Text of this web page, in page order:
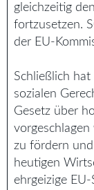
gleichzeitig
fortzusetzen.
der EU-
Schließlich
sozialen
Gesetz über
zu fördern
heutigen
ehrgeizige